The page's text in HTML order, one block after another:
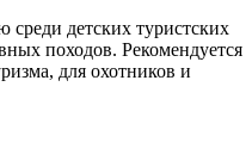
среди детских туристских
походов. Рекомендуется
для охотников и